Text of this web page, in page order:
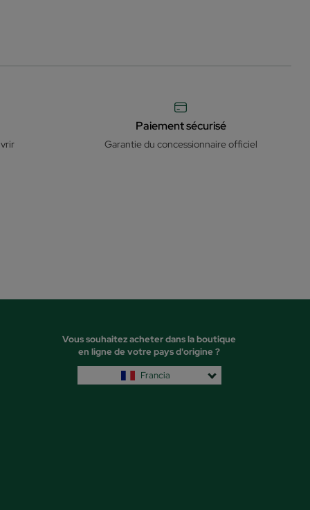
Paiement sécurisé
Garantie du concessionnaire officiel
Vous souhaitez acheter dans la boutique
en ligne de votre pays d'origine ?
Francia